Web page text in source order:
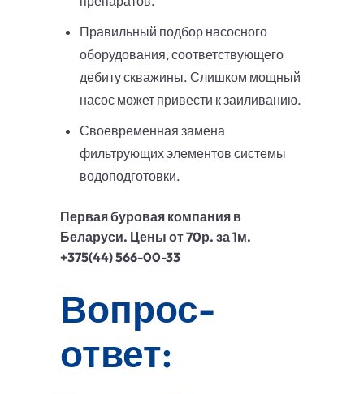
Правильный подбор насосного
оборудования, соответствующего
дебиту скважины. Слишком мощный
насос может привести к заиливанию.
Своевременная замена
фильтрующих элементов системы
водоподготовки.
Первая буровая компания в
Беларуси. Цены от 70р. за 1м.
+375(44) 566-00-33
Вопрос-
ответ: